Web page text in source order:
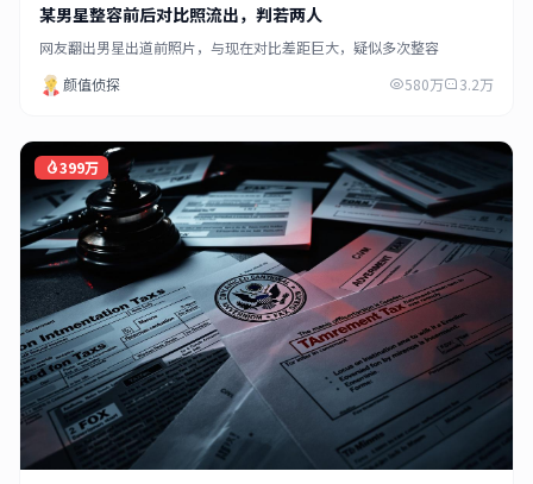
某男星整容前后对比照流出，判若两人
网友翻出男星出道前照片，与现在对比差距巨大，疑似多次整容
颜值侦探
580万 3.2万
399万